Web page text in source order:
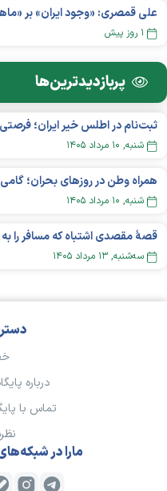
علی قمصری: «وجود ایران» بر
۱ روز پیش
پربازدید‌ترین‌ها
شنبه, ۱۰ مرداد ۱۴۰۵
شنبه, ۱۰ مرداد ۱۴۰۵
قصهٔ مقصدی اشتباه که مسافر را
سه‌شنبه, ۱۳ مرداد ۱۴۰۵
درباره
تماس با
مارا در